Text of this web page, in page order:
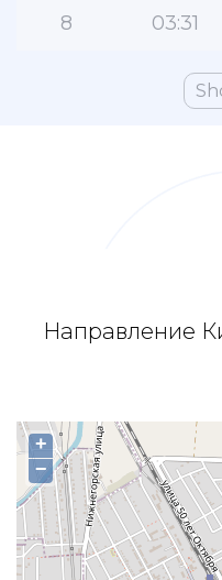
8 03:31
Направление
+
−